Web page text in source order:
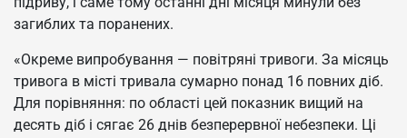
загиблих та поранених.
«Окреме випробування — повітряні тривоги. За місяць
тривога в місті тривала сумарно понад 16 повних діб.
Для порівняння: по області цей показник вищий на
десять діб і сягає 26 днів безперервної небезпеки. Ці